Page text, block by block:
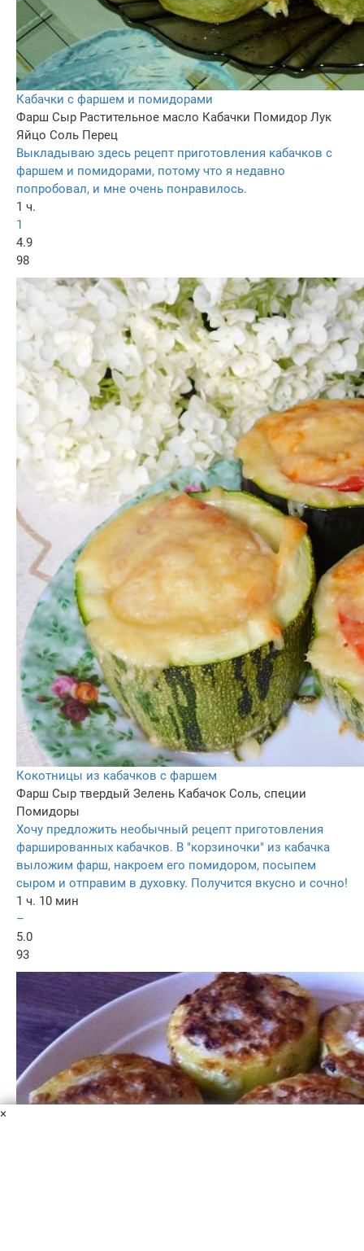
Кабачки с фаршем и помидорами
Фарш Сыр Растительное масло Кабачки Помидор Лук
Яйцо Соль Перец
Выкладываю здесь рецепт приготовления кабачков с
фаршем и помидорами, потому что я недавно
попробовал, и мне очень понравилось.
1 ч.
1
4.9
98
Кокотницы из кабачков с фаршем
Фарш Сыр твердый Зелень Кабачок Соль, специи
Помидоры
Хочу предложить необычный рецепт приготовления
фаршированных кабачков. В "корзиночки" из кабачка
выложим фарш, накроем его помидором, посыпем
сыром и отправим в духовку. Получится вкусно и сочно!
1 ч. 10 мин
–
5.0
93
×